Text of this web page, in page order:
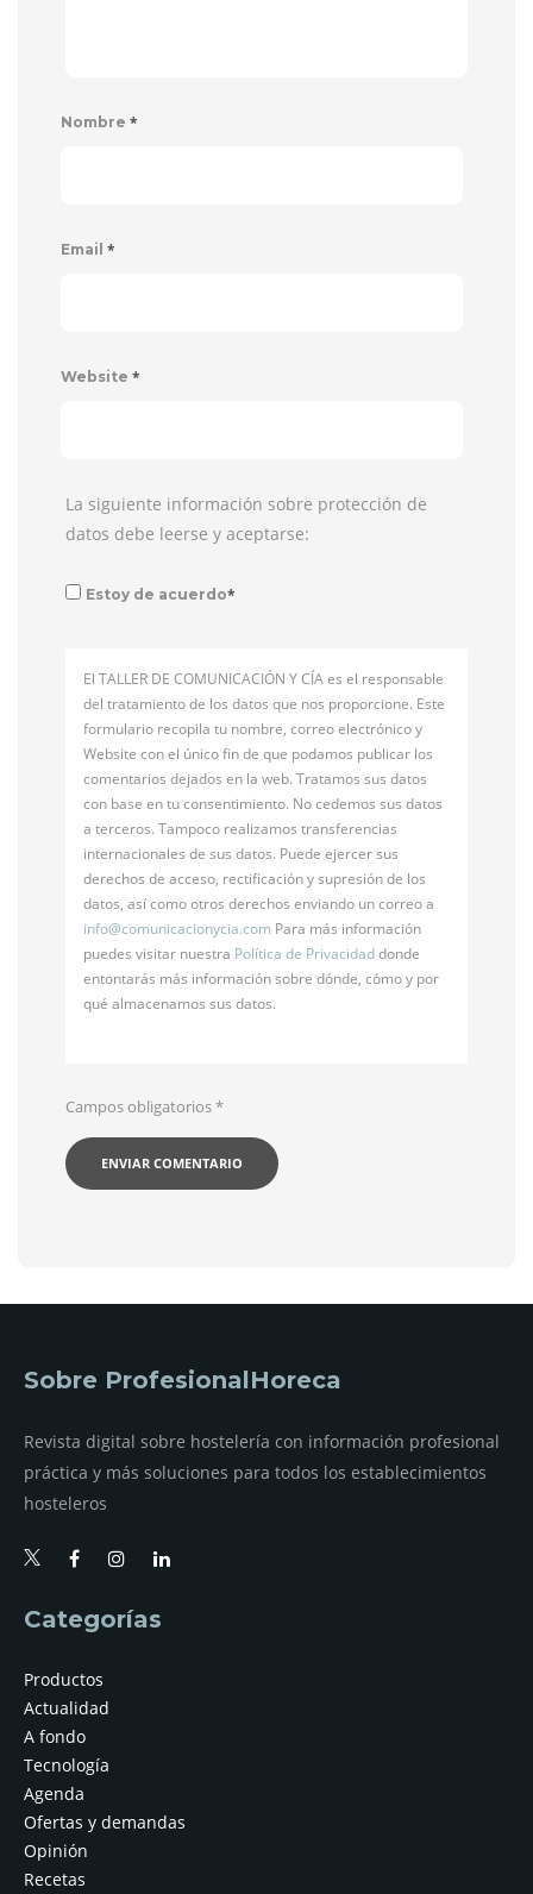
Nombre *
Email *
Website *
La siguiente información sobre protección de
datos debe leerse y aceptarse:
Estoy de acuerdo*
El TALLER DE COMUNICACIÓN Y CÍA es el responsable
del tratamiento de los datos que nos proporcione. Este
formulario recopila tu nombre, correo electrónico y
Website con el único fin de que podamos publicar los
comentarios dejados en la web. Tratamos sus datos
con base en tu consentimiento. No cedemos sus datos
a terceros. Tampoco realizamos transferencias
internacionales de sus datos. Puede ejercer sus
derechos de acceso, rectificación y supresión de los
datos, así como otros derechos enviando un correo a
info@comunicacionycia.com Para más información
puedes visitar nuestra Política de Privacidaddonde
entontarás más información sobre dónde, cómo y por
qué almacenamos sus datos.
Campos obligatorios*
Sobre ProfesionalHoreca
Revista digital sobre hostelería con información profesional
práctica y más soluciones para todos los establecimientos
hosteleros
Categorías
Productos
Actualidad
A fondo
Tecnología
Agenda
Ofertas y demandas
Opinión
Recetas